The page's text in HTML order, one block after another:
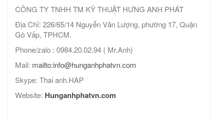
CÔNG TY TNHH TM KỸ THUẬT HƯNG ANH PHÁT
Địa Chỉ: 226/65/14 Nguyễn Văn Lượng, phường 17, Quận
Gò Vấp, TPHCM.
Phone/zalo : 0984.20.02.94 ( Mr.Anh)
Mail: mailto:info@hunganhphatvn.com
Skype: Thai anh.HAP
Website: Hunganhphatvn.com